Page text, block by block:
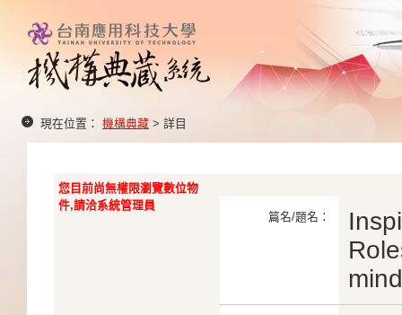
現在位置： 機構典藏 > 詳目
您目前尚無權限瀏覽數位物
件,請洽系統管理員
篇名/題名：